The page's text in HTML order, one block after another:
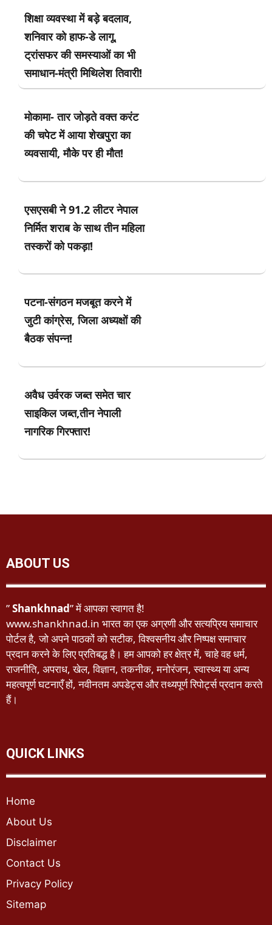
शिक्षा व्यवस्था में बड़े बदलाव,
शनिवार को हाफ-डे लागू,
ट्रांसफर की समस्याओं का भी
समाधान-मंत्री मिथिलेश तिवारी!
मोकामा- तार जोड़ते वक्त करंट
की चपेट में आया शेखपुरा का
व्यवसायी, मौके पर ही मौत!
एसएसबी ने 91.2 लीटर नेपाल
निर्मित शराब के साथ तीन महिला
तस्करों को पकड़ा!
पटना-संगठन मजबूत करने में
जुटी कांग्रेस, जिला अध्यक्षों की
बैठक संपन्न!
अवैध उर्वरक जब्त समेत चार
साइकिल जब्त,तीन नेपाली
नागरिक गिरफ्तार!
ABOUT US
”Shankhnad” में आपका स्वागत है!
www.shankhnad.in भारत का एक अग्रणी और सत्यप्रिय समाचार
पोर्टल है, जो अपने पाठकों को सटीक, विश्वसनीय और निष्पक्ष समाचार
प्रदान करने के लिए प्रतिबद्ध है। हम आपको हर क्षेत्र में, चाहे वह धर्म,
राजनीति, अपराध, खेल, विज्ञान, तकनीक, मनोरंजन, स्वास्थ्य या अन्य
महत्वपूर्ण घटनाएँ हों, नवीनतम अपडेट्स और तथ्यपूर्ण रिपोर्ट्स प्रदान करते
हैं।
QUICK LINKS
Home
About Us
Disclaimer
Contact Us
Privacy Policy
Sitemap